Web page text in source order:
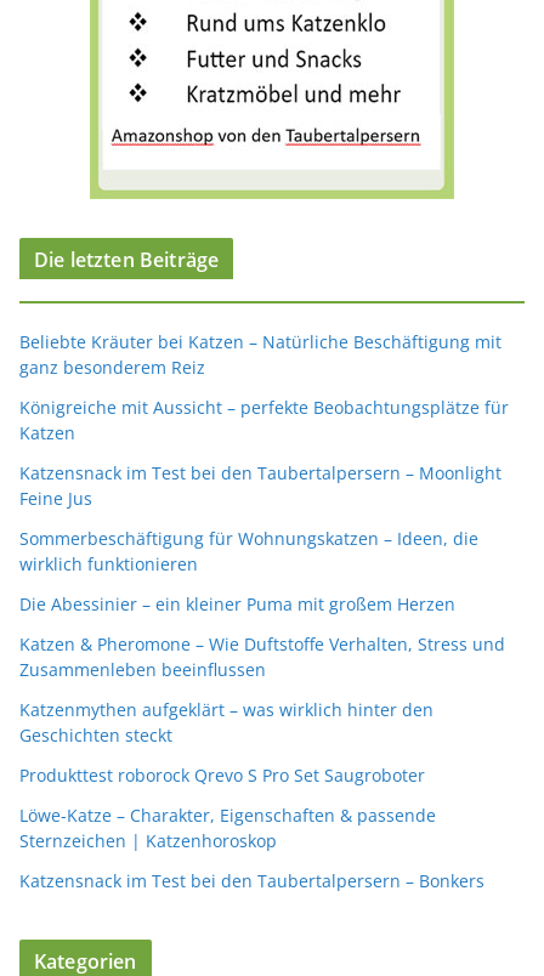
Die letzten Beiträge
Beliebte Kräuter bei Katzen – Natürliche Beschäftigung mit
ganz besonderem Reiz
Königreiche mit Aussicht – perfekte Beobachtungsplätze für
Katzen
Katzensnack im Test bei den Taubertalpersern – Moonlight
Feine Jus
Sommerbeschäftigung für Wohnungskatzen – Ideen, die
wirklich funktionieren
Die Abessinier – ein kleiner Puma mit großem Herzen
Katzen & Pheromone – Wie Duftstoffe Verhalten, Stress und
Zusammenleben beeinflussen
Katzenmythen aufgeklärt – was wirklich hinter den
Geschichten steckt
Produkttest roborock Qrevo S Pro Set Saugroboter
Löwe-Katze – Charakter, Eigenschaften & passende
Sternzeichen | Katzenhoroskop
Katzensnack im Test bei den Taubertalpersern – Bonkers
Kategorien